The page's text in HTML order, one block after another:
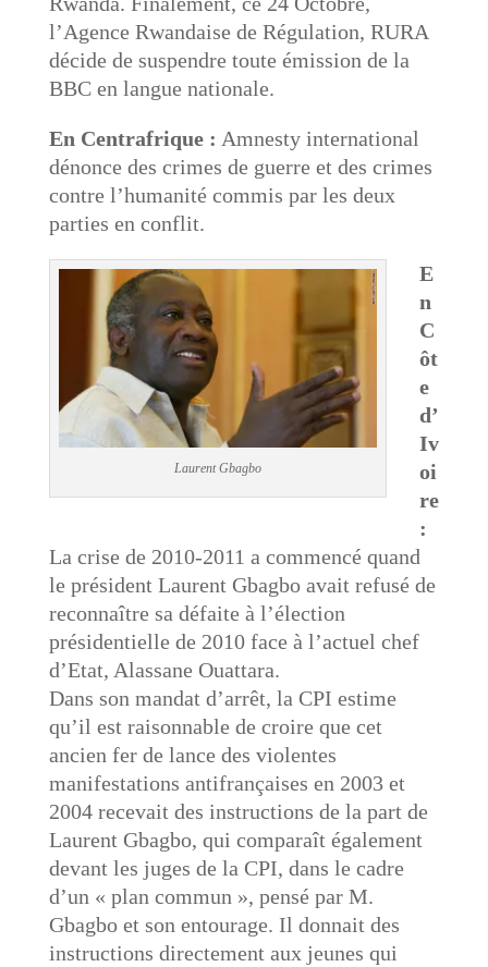
l’Agence Rwandaise de Régulation, RURA
décide de suspendre toute émission de la
BBC en langue nationale.
En Centrafrique : Amnesty international
dénonce des crimes de guerre et des crimes
contre l’humanité commis par les deux
parties en conflit.
Laurent Gbagbo
E
n
C
ôt
e
d’
Iv
oi
re
:
La crise de 2010-2011 a commencé quand
le président Laurent Gbagbo avait refusé de
reconnaître sa défaite à l’élection
présidentielle de 2010 face à l’actuel chef
d’Etat, Alassane Ouattara.
Dans son mandat d’arrêt, la CPI estime
qu’il est raisonnable de croire que cet
ancien fer de lance des violentes
manifestations antifrançaises en 2003 et
2004 recevait des instructions de la part de
Laurent Gbagbo, qui comparaît également
devant les juges de la CPI, dans le cadre
d’un « plan commun », pensé par M.
Gbagbo et son entourage. Il donnait des
instructions directement aux jeunes qui